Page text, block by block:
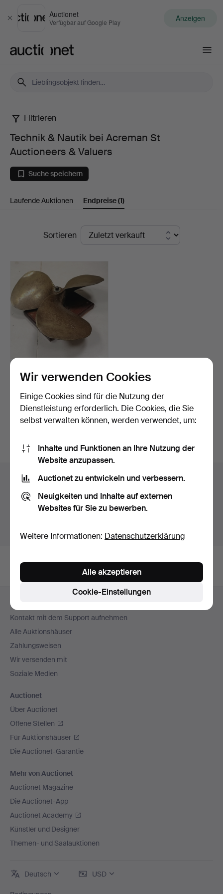
Schließen
Auctionet
Verfügbar auf Google Play Anzeigen
Technik
Nautik
bei
Auctioneers
Valuers
Filtrieren
Technik & Nautik bei Acreman St
Auctioneers & Valuers
Suche speichern
Laufende Auktionen Endpreise(1)
EndpreiseSortieren
BOOTSPROPELLER AUS
BRONZE NR. P6020
1 Gebot
95 USD
Auktionsarchiv
Sie suchen in unserem Archiv der beendeten
Auktionen.
Navigation
Hilfe und Kontakt
Kontakt mit dem Support aufnehmen
Alle Auktionshäuser
Zahlungsweisen
Wir versenden mit
Soziale Medien
Auctionet
Über Auctionet
Offene Stellen
Für Auktionshäuser
Die Auctionet-Garantie
Mehr von Auctionet
Auctionet Magazine
Die Auctionet-App
Auctionet Academy
Künstler und Designer
Themen- und Saalauktionen
Deutsch USD
Wir verwenden Cookies
Einige Cookies sind für die Nutzung der
Dienstleistung erforderlich. Die Cookies, die Sie
selbst verwalten können, werden verwendet, um:
Inhalte und Funktionen an Ihre Nutzung der
Website anzupassen.
Auctionet zu entwickeln und verbessern.
Neuigkeiten und Inhalte auf externen
Websites für Sie zu bewerben.
Weitere Informationen: Datenschutzerklärung
Cookie-Einstellungen
Alle akzeptieren